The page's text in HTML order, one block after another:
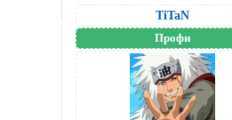
TiTaN
Профи